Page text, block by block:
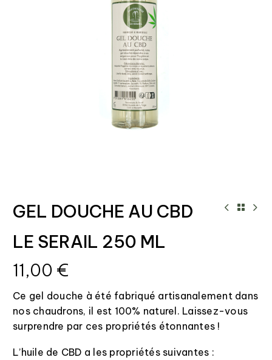
GEL DOUCHE AU CBD
LE SERAIL 250 ML
11,00 €
Ce gel douche à été fabriqué artisanalement dans
nos chaudrons, il est 100% naturel. Laissez-vous
surprendre par ces propriétés étonnantes !
L’huile de CBD a les propriétés suivantes :